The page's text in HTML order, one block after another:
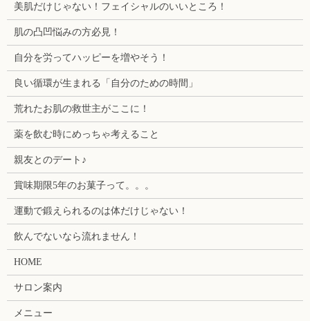
美肌だけじゃない！フェイシャルのいいところ！
肌の凸凹悩みの方必見！
自分を労ってハッピーを増やそう！
良い循環が生まれる「自分のための時間」
荒れたお肌の救世主がここに！
薬を飲む時にめっちゃ考えること
親友とのデート♪
賞味期限5年のお菓子って。。。
運動で鍛えられるのは体だけじゃない！
飲んでないなら流れません！
HOME
サロン案内
メニュー